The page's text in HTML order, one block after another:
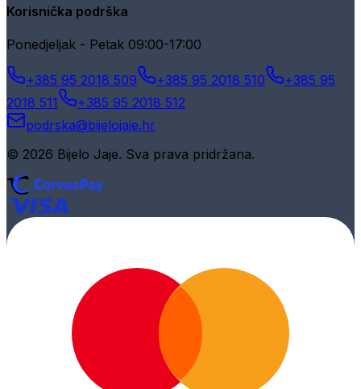
Korisnička podrška
Ponedjeljak - Petak 09:00-17:00
+385 95 2018 509 +385 95 2018 510
+385 95
2018 511
+385 95 2018 512
podrska@bijelojaje.hr
© 2026 Bijelo Jaje. Sva prava pridržana.